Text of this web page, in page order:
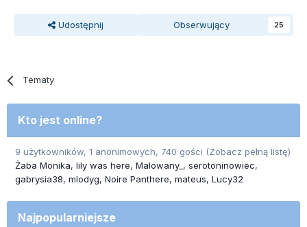
Udostępnij Obserwujący 25
Tematy
Kto jest online?
9 użytkowników, 1 anonimowych, 740 gości (Zobacz pełną listę)
Żaba Monika lily was here Malowany_
serotoninowiec
gabrysia38 mlodyg Noire Panthere mateus Lucy32
Najpopularniejsze